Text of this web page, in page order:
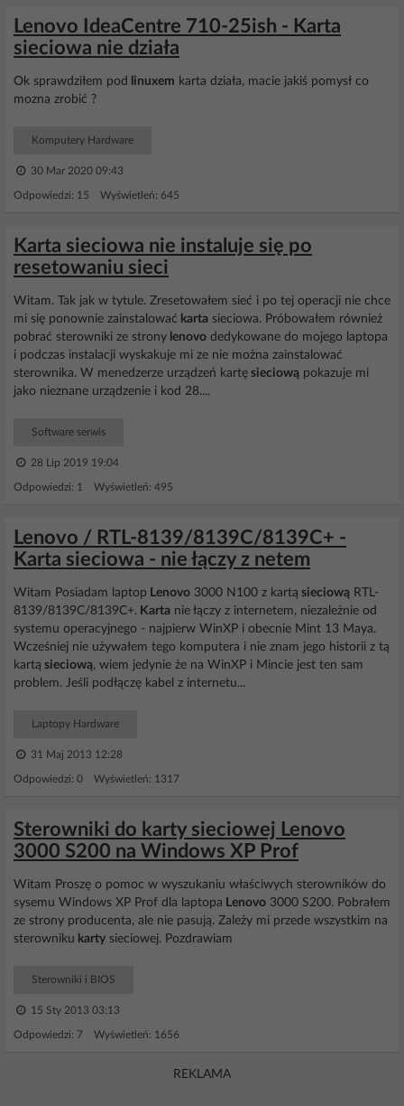
Lenovo IdeaCentre 710-25ish - Karta
sieciowa nie działa
Ok sprawdziłem pod linuxem karta działa, macie jakiś pomysł co
mozna zrobić ?
Komputery Hardware
30 Mar 2020 09:43
Odpowiedzi: 15 Wyświetleń: 645
Karta sieciowa nie instaluje się po
resetowaniu sieci
Witam. Tak jak w tytule. Zresetowałem sieć i po tej operacji nie chce
mi się ponownie zainstalować karta sieciowa. Próbowałem również
pobrać sterowniki ze strony lenovo dedykowane do mojego laptopa
i podczas instalacji wyskakuje mi ze nie można zainstalować
sterownika. W menedzerze urządzeń kartę sieciową pokazuje mi
jako nieznane urządzenie i kod 28....
Software serwis
28 Lip 2019 19:04
Odpowiedzi: 1 Wyświetleń: 495
Lenovo / RTL-8139/8139C/8139C+ -
Karta sieciowa - nie łączy z netem
Witam Posiadam laptop Lenovo 3000 N100 z kartą sieciową RTL-
8139/8139C/8139C+. Karta nie łączy z internetem, niezależnie od
systemu operacyjnego - najpierw WinXP i obecnie Mint 13 Maya.
Wcześniej nie używałem tego komputera i nie znam jego historii z tą
kartą sieciową, wiem jedynie że na WinXP i Mincie jest ten sam
problem. Jeśli podłączę kabel z internetu...
Laptopy Hardware
31 Maj 2013 12:28
Odpowiedzi: 0 Wyświetleń: 1317
Sterowniki do karty sieciowej Lenovo
3000 S200 na Windows XP Prof
Witam Proszę o pomoc w wyszukaniu właściwych sterowników do
sysemu Windows XP Prof dla laptopa Lenovo 3000 S200. Pobrałem
ze strony producenta, ale nie pasują. Zależy mi przede wszystkim na
sterowniku karty sieciowej. Pozdrawiam
Sterowniki i BIOS
15 Sty 2013 03:13
Odpowiedzi: 7 Wyświetleń: 1656
REKLAMA